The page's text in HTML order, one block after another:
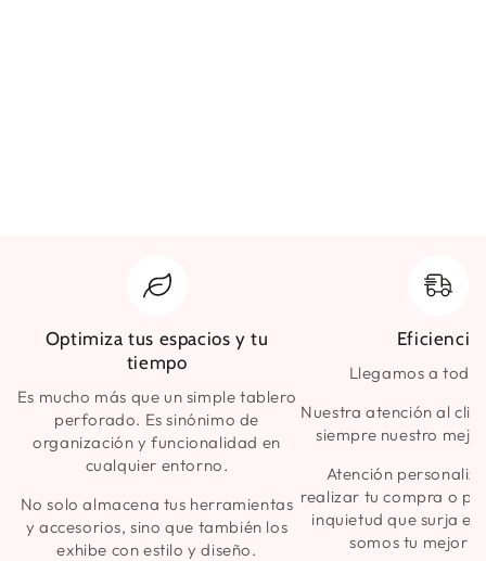
Optimiza tus espacios y tu
tiempo
Es mucho más que un simple tablero
perforado. Es sinónimo de
organización y funcionalidad en
cualquier entorno.
No solo almacena tus herramientas
y accesorios, sino que también los
exhibe con estilo y diseño.
Eficiencia
Llegamos a todo
Nuestra atención al
siempre nuestro
Atención
realizar tu compra o
inquietud que surja
somos tu mejor